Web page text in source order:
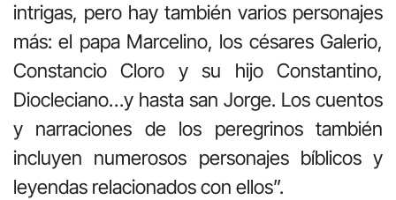
intrigas, pero hay también varios personajes
más: el papa Marcelino, los césares Galerio,
Constancio Cloro y su hijo Constantino,
Diocleciano…y hasta san Jorge. Los cuentos
y narraciones de los peregrinos también
incluyen numerosos personajes bíblicos y
leyendas relacionados con ellos”.